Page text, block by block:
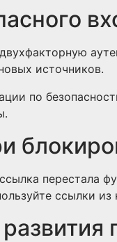
источников.
по
перестала
ссылки